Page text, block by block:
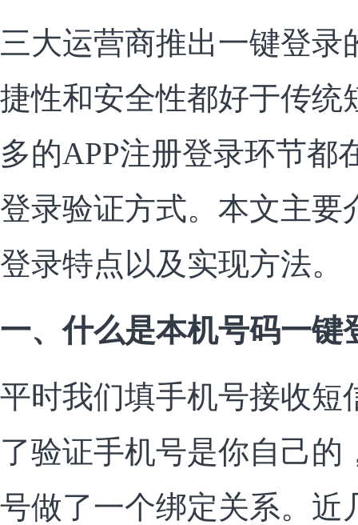
三大运营商推出一键登录
捷性和安全性都好于传统
多的APP注册登录环节都
登录验证方式。本文主要
登录特点以及实现方法。
一、什么是本机号码一键
平时我们填手机号接收短
了验证手机号是你自己的
号做了一个绑定关系。近